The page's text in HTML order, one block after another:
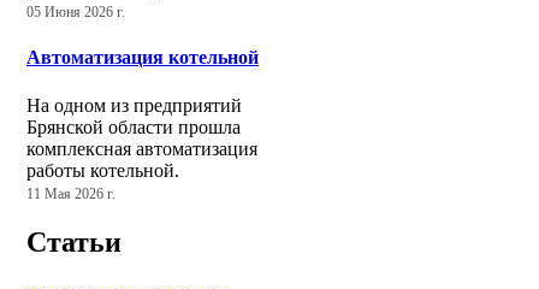
05 Июня 2026 г.
Автоматизация котельной
На одном из предприятий
Брянской области прошла
комплексная автоматизация
работы котельной.
11 Мая 2026 г.
Статьи